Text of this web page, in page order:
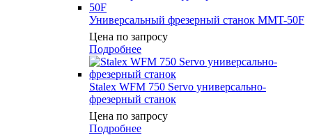
Универсальный фрезерный станок MMT-50F
Цена по запросу
Подробнее
Stalex WFM 750 Servo универсально-
фрезерный станок
Цена по запросу
Подробнее